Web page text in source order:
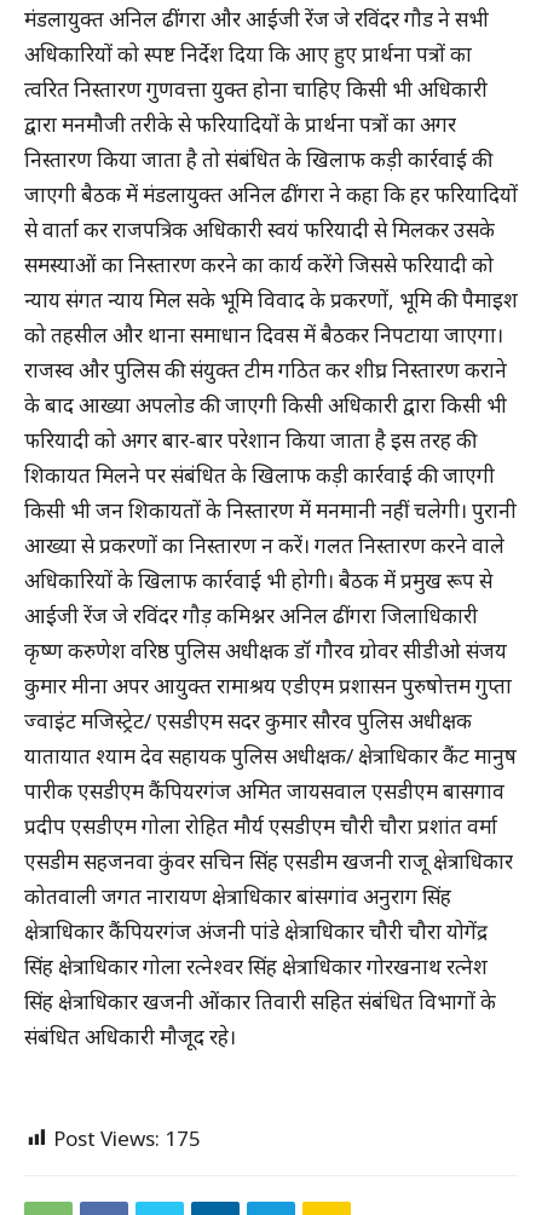
मंडलायुक्त अनिल ढींगरा और आईजी रेंज जे रविंदर गौड ने सभी
अधिकारियों को स्पष्ट निर्देश दिया कि आए हुए प्रार्थना पत्रों का
त्वरित निस्तारण गुणवत्ता युक्त होना चाहिए किसी भी अधिकारी
द्वारा मनमौजी तरीके से फरियादियों के प्रार्थना पत्रों का अगर
निस्तारण किया जाता है तो संबंधित के खिलाफ कड़ी कार्रवाई की
जाएगी बैठक में मंडलायुक्त अनिल ढींगरा ने कहा कि हर फरियादियों
से वार्ता कर राजपत्रिक अधिकारी स्वयं फरियादी से मिलकर उसके
समस्याओं का निस्तारण करने का कार्य करेंगे जिससे फरियादी को
न्याय संगत न्याय मिल सके भूमि विवाद के प्रकरणों, भूमि की पैमाइश
को तहसील और थाना समाधान दिवस में बैठकर निपटाया जाएगा।
राजस्व और पुलिस की संयुक्त टीम गठित कर शीघ्र निस्तारण कराने
के बाद आख्या अपलोड की जाएगी किसी अधिकारी द्वारा किसी भी
फरियादी को अगर बार-बार परेशान किया जाता है इस तरह की
शिकायत मिलने पर संबंधित के खिलाफ कड़ी कार्रवाई की जाएगी
किसी भी जन शिकायतों के निस्तारण में मनमानी नहीं चलेगी। पुरानी
आख्या से प्रकरणों का निस्तारण न करें। गलत निस्तारण करने वाले
अधिकारियों के खिलाफ कार्रवाई भी होगी। बैठक में प्रमुख रूप से
आईजी रेंज जे रविंदर गौड़ कमिश्नर अनिल ढींगरा जिलाधिकारी
कृष्ण करुणेश वरिष्ठ पुलिस अधीक्षक डॉ गौरव ग्रोवर सीडीओ संजय
कुमार मीना अपर आयुक्त रामाश्रय एडीएम प्रशासन पुरुषोत्तम गुप्ता
ज्वाइंट मजिस्ट्रेट/ एसडीएम सदर कुमार सौरव पुलिस अधीक्षक
यातायात श्याम देव सहायक पुलिस अधीक्षक/ क्षेत्राधिकार कैंट मानुष
पारीक एसडीएम कैंपियरगंज अमित जायसवाल एसडीएम बासगाव
प्रदीप एसडीएम गोला रोहित मौर्य एसडीएम चौरी चौरा प्रशांत वर्मा
एसडीम सहजनवा कुंवर सचिन सिंह एसडीम खजनी राजू क्षेत्राधिकार
कोतवाली जगत नारायण क्षेत्राधिकार बांसगांव अनुराग सिंह
क्षेत्राधिकार कैंपियरगंज अंजनी पांडे क्षेत्राधिकार चौरी चौरा योगेंद्र
सिंह क्षेत्राधिकार गोला रत्नेश्वर सिंह क्षेत्राधिकार गोरखनाथ रत्नेश
सिंह क्षेत्राधिकार खजनी ओंकार तिवारी सहित संबंधित विभागों के
संबंधित अधिकारी मौजूद रहे।
Post Views: 175